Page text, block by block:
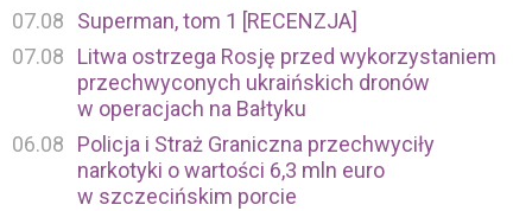
07.08
Superman, tom 1 [RECENZJA]
07.08
Litwa ostrzega Rosję przed wykorzystaniem
przechwyconych ukraińskich dronów
w operacjach na Bałtyku
06.08
Policja i Straż Graniczna przechwyciły
narkotyki o wartości 6,3 mln euro
w szczecińskim porcie